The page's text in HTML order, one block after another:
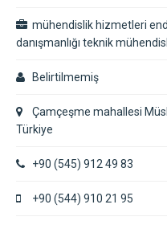
mühendislik hizmetleri
danışmanlığı teknik
Belirtilmemiş
Çamçeşme mahallesi
Türkiye
+90 (545) 912 49 83
+90 (544) 910 21 95